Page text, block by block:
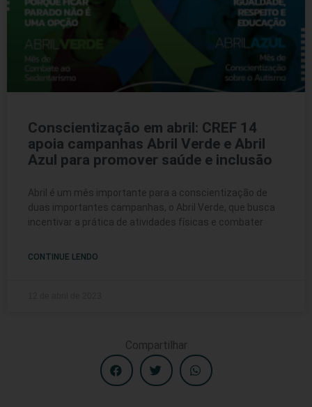
Conscientização em abril: CREF 14
apoia campanhas Abril Verde e Abril
Azul para promover saúde e inclusão
Abril é um mês importante para a conscientização de
duas importantes campanhas, o Abril Verde, que busca
incentivar a prática de atividades físicas e combater
CONTINUE LENDO
Compartilhar